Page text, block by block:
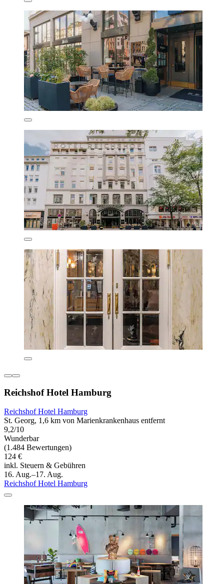
Reichshof Hotel Hamburg
Reichshof Hotel Hamburg
St. Georg, 1,6 km von Marienkrankenhaus entfernt
9,2/10
Wunderbar
(1.484 Bewertungen)
124 €
inkl. Steuern & Gebühren
16. Aug.–17. Aug.
Reichshof Hotel Hamburg